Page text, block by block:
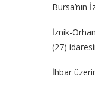
Bursa’nın
İznik-
(27)
İhbar